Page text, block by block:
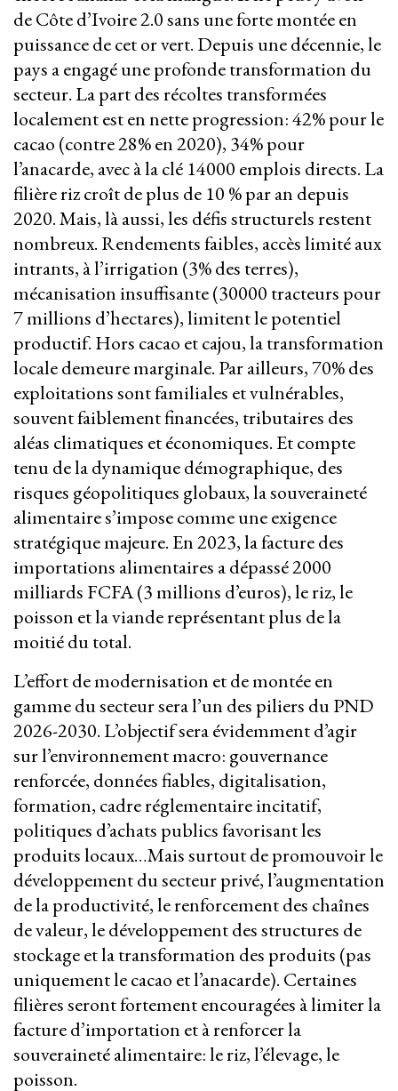
de Côte d’Ivoire 2.0 sans une forte montée en
puissance de cet or vert. Depuis une décennie, le
pays a engagé une profonde transformation du
secteur. La part des récoltes transformées
localement est en nette progression: 42% pour le
cacao (contre 28% en 2020), 34% pour
l’anacarde, avec à la clé 14000 emplois directs. La
filière riz croît de plus de 10 % par an depuis
2020. Mais, là aussi, les défis structurels restent
nombreux. Rendements faibles, accès limité aux
intrants, à l’irrigation (3% des terres),
mécanisation insuffisante (30000 tracteurs pour
7 millions d’hectares), limitent le potentiel
productif. Hors cacao et cajou, la transformation
locale demeure marginale. Par ailleurs, 70% des
exploitations sont familiales et vulnérables,
souvent faiblement financées, tributaires des
aléas climatiques et économiques. Et compte
tenu de la dynamique démographique, des
risques géopolitiques globaux, la souveraineté
alimentaire s’impose comme une exigence
stratégique majeure. En 2023, la facture des
importations alimentaires a dépassé 2000
milliards FCFA (3 millions d’euros), le riz, le
poisson et la viande représentant plus de la
moitié du total.
L’effort de modernisation et de montée en
gamme du secteur sera l’un des piliers du PND
2026-2030. L’objectif sera évidemment d’agir
sur l’environnement macro: gouvernance
renforcée, données fiables, digitalisation,
formation, cadre réglementaire incitatif,
politiques d’achats publics favorisant les
produits locaux…Mais surtout de promouvoir le
développement du secteur privé, l’augmentation
de la productivité, le renforcement des chaînes
de valeur, le développement des structures de
stockage et la transformation des produits (pas
uniquement le cacao et l’anacarde). Certaines
filières seront fortement encouragées à limiter la
facture d’importation et à renforcer la
souveraineté alimentaire: le riz, l’élevage, le
poisson.